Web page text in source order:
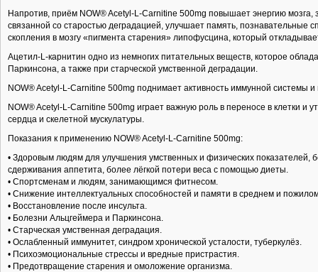
Напротив, приём NOW® Acetyl-L-Carnitine 500mg повышает энергию
связанной со старостью деградацией, улучшает память, познавательные
скопления в мозгу «пигмента старения» липофусцина, который
Ацетил-L-карнитин одно из немногих питательных веществ, которое
Паркинсона, а также при старческой умственной деградации.
NOW® Acetyl-L-Carnitine 500mg поднимает активность иммунной системы
NOW® Acetyl-L-Carnitine 500mg играет важную роль в переносе в клетки
сердца и скелетной мускулатуры.
Показания к применению NOW® Acetyl-L-Carnitine 500mg:
• Здоровым людям для улучшения умственных и физических показателей,
сдерживания аппетита, более лёгкой потери веса с помощью диеты.
• Спортсменам и людям, занимающимся фитнесом.
• Снижение интеллектуальных способностей и памяти в среднем и
• Восстановление после инсульта.
• Болезни Альцгеймера и Паркинсона.
• Старческая умственная деградация.
• Ослабленный иммунитет, синдром хронической усталости, туберкулёз.
• Психоэмоциональные стрессы и вредные пристрастия.
• Предотвращение старения и омоложение организма.